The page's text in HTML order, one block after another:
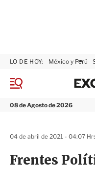
M
n
08 de Agosto de 2026
LO DE HOY: México y Perú
Frentes
04 de abril de 2021 - 04:07